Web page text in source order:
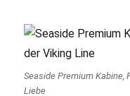
Seaside Premium Kabine,
Liebe